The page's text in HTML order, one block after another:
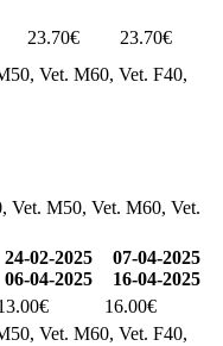
23.70€
23.70€
Vet. M60, Vet. F40,
Vet. M50, Vet. M60, Vet.
24-02-2025
06-04-2025
07-04-2025
16-04-2025
16.00€
Vet. M60, Vet. F40,